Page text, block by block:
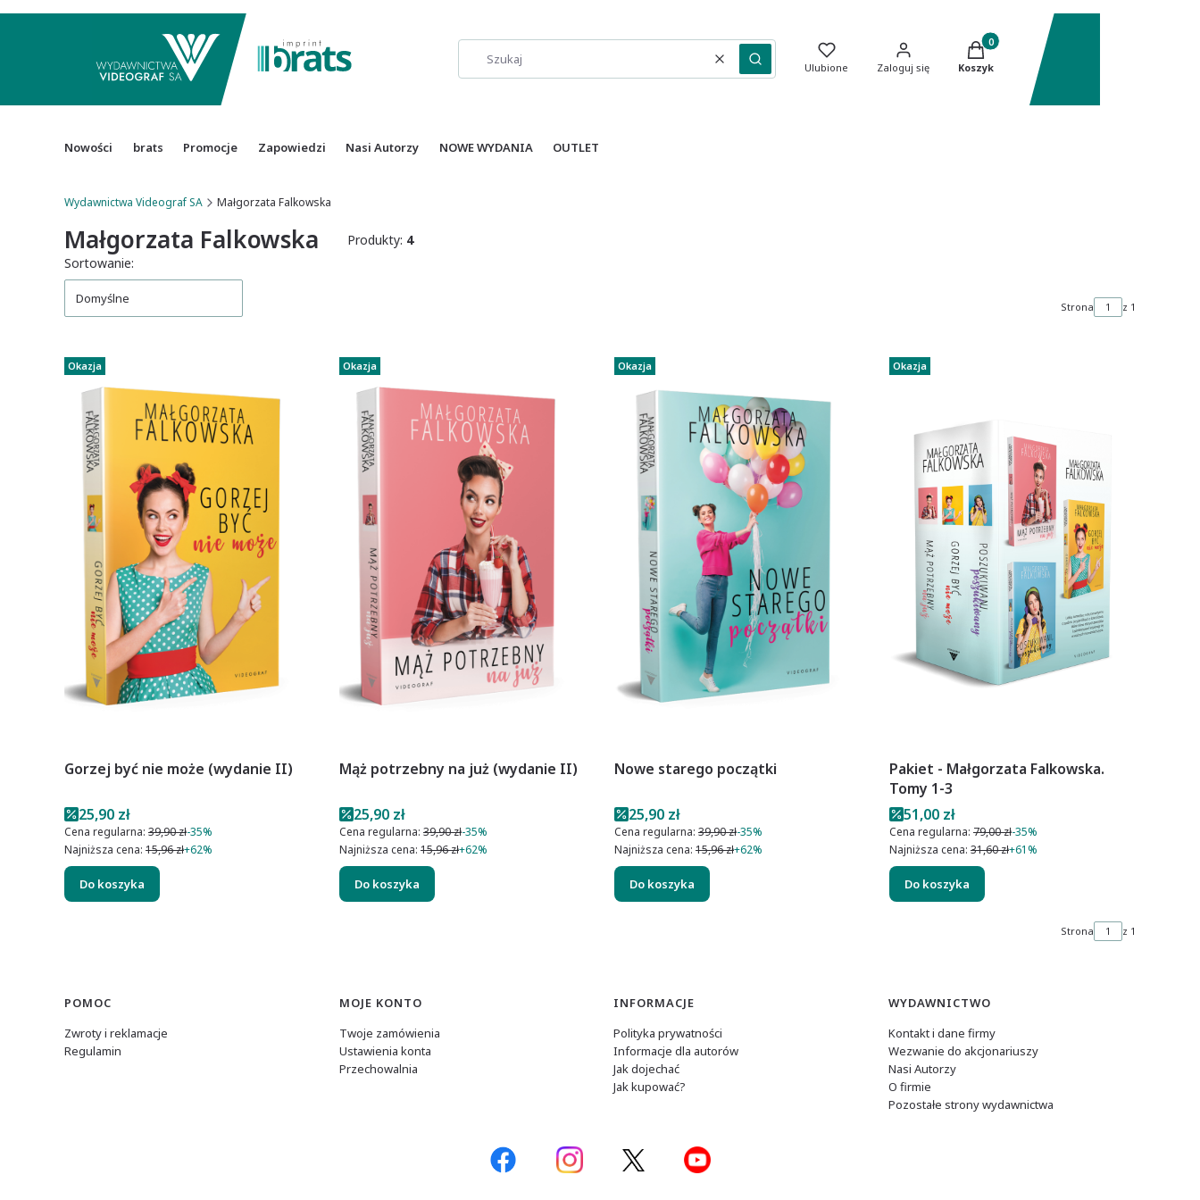
WyczyśćSzukaj Ulubione Zaloguj się
Produkty w koszyku: 0. Zobacz
Koszyk
Nowości brats Promocje Zapowiedzi Nasi Autorzy NOWE WYDANIA OUTLET
Wydawnictwa Videograf SA Małgorzata Falkowska
Małgorzata Falkowska Produkty: 4
Lista produktów
Sortowanie:
Domyślne
Strona z 1
Okazja
Gorzej być nie może (wydanie II)
Cena promocyjna
25,90 zł
Cena regularna: 39,90 zł-35%
Najniższa cena: 15,96 zł+62%
Do koszyka
Okazja
Mąż potrzebny na już (wydanie II)
Cena promocyjna
25,90 zł
Cena regularna: 39,90 zł-35%
Najniższa cena: 15,96 zł+62%
Do koszyka
Okazja
Nowe starego początki
Cena promocyjna
25,90 zł
Cena regularna: 39,90 zł-35%
Najniższa cena: 15,96 zł+62%
Do koszyka
Okazja
Pakiet - Małgorzata Falkowska.
Tomy 1-3
Cena promocyjna
51,00 zł
Cena regularna: 79,00 zł-35%
Najniższa cena: 31,60 zł+61%
Do koszyka
Strona z 1
Linki w stopce
POMOC
Zwroty i reklamacje
Regulamin
MOJE KONTO
Twoje zamówienia
Ustawienia konta
Przechowalnia
INFORMACJE
Polityka prywatności
Informacje dla autorów
Jak dojechać
Jak kupować?
WYDAWNICTWO
Kontakt i dane firmy
Wezwanie do akcjonariuszy
Nasi Autorzy
O firmie
Pozostałe strony wydawnictwa